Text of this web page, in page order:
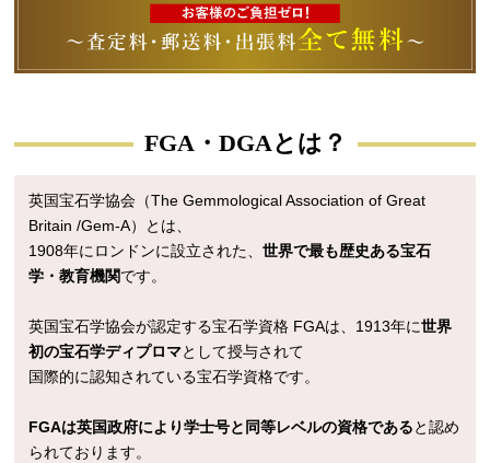
FGA・DGAとは？
英国宝石学協会（The Gemmological Association of Great
Britain /Gem-A）とは、
1908年にロンドンに設立された、世界で最も歴史ある宝石
学・教育機関です。
英国宝石学協会が認定する宝石学資格 FGAは、1913年に世界
初の宝石学ディプロマとして授与されて
国際的に認知されている宝石学資格です。
FGAは英国政府により学士号と同等レベルの資格であると認め
られております。